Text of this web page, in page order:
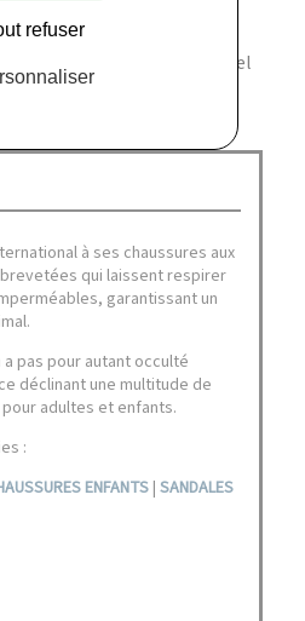
à un style formel ? Son
clair en font un
pour un look professionnel
à ses chaussures aux
qui laissent respirer
garantissant un
pas pour autant occulté
déclinant une multitude de
adultes et enfants.
:
ENFANTS | SANDALES
refuser